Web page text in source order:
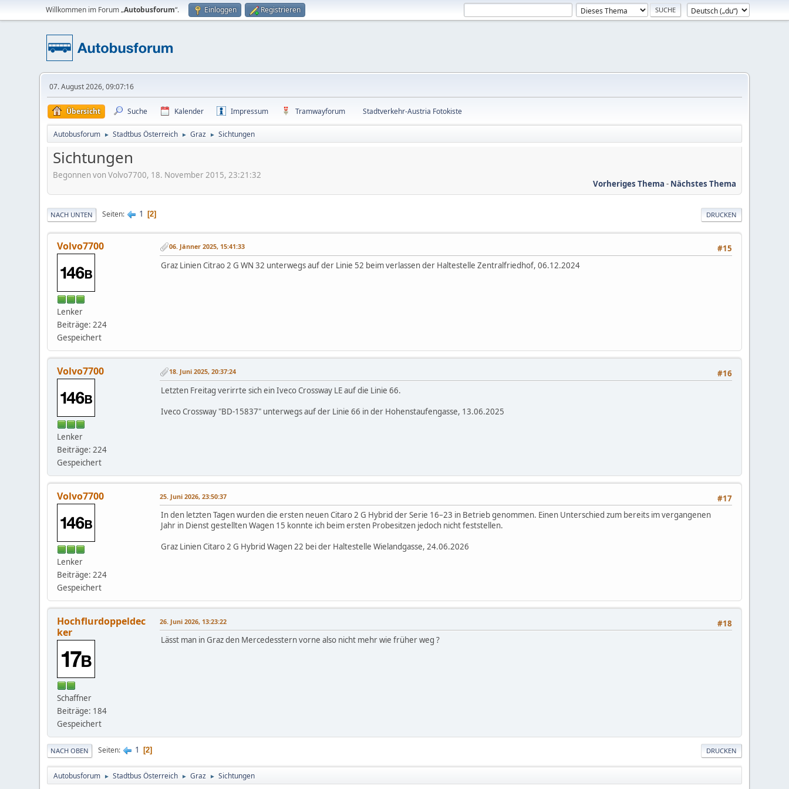
Willkommen im Forum „Autobusforum“. Einloggen Registrieren
07. August 2026, 09:07:16
Übersicht Suche Kalender Impressum Tramwayforum Stadtverkehr-Austria Fotokiste
Autobusforum ► Stadtbus Österreich ► Graz ► Sichtungen
Sichtungen
Begonnen von Volvo7700, 18. November 2015, 23:21:32
Vorheriges Thema - Nächstes Thema
DRUCKEN
NACH UNTEN Seiten 1 2
Volvo7700
Lenker
Beiträge: 224
Gespeichert
#15
06. Jänner 2025, 15:41:33
Graz Linien Citrao 2 G WN 32 unterwegs auf der Linie 52 beim verlassen der Haltestelle Zentralfriedhof, 06.12.2024
Volvo7700
Lenker
Beiträge: 224
Gespeichert
#16
18. Juni 2025, 20:37:24
Letzten Freitag verirrte sich ein Iveco Crossway LE auf die Linie 66.
Iveco Crossway "BD-15837" unterwegs auf der Linie 66 in der Hohenstaufengasse, 13.06.2025
Volvo7700
Lenker
Beiträge: 224
Gespeichert
#17
25. Juni 2026, 23:50:37
In den letzten Tagen wurden die ersten neuen Citaro 2 G Hybrid der Serie 16–23 in Betrieb genommen. Einen Unterschied zum bereits im vergangenen
Jahr in Dienst gestellten Wagen 15 konnte ich beim ersten Probesitzen jedoch nicht feststellen.
Graz Linien Citaro 2 G Hybrid Wagen 22 bei der Haltestelle Wielandgasse, 24.06.2026
Hochflurdoppeldec
ker
Schaffner
Beiträge: 184
Gespeichert
#18
26. Juni 2026, 13:23:22
Lässt man in Graz den Mercedesstern vorne also nicht mehr wie früher weg ?
DRUCKEN
NACH OBEN Seiten 1 2
Autobusforum ► Stadtbus Österreich ► Graz ► Sichtungen